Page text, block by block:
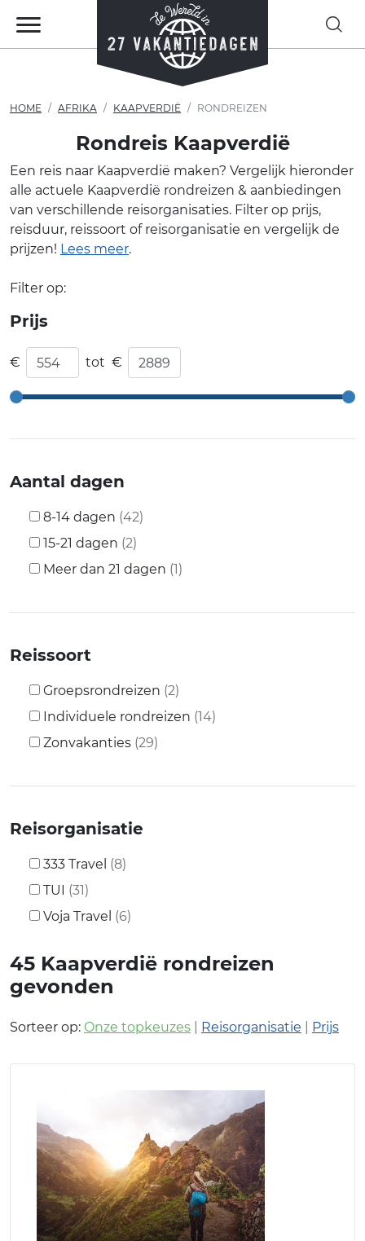
HOME AFRIKA KAAPVERDIË RONDREIZEN
Rondreis Kaapverdië
Een reis naar Kaapverdië maken? Vergelijk hieronder
alle actuele Kaapverdië rondreizen & aanbiedingen
van verschillende reisorganisaties. Filter op prijs,
reisduur, reissoort of reisorganisatie en vergelijk de
prijzen! Lees meer.
Filter op:
Prijs
€ tot €
Aantal dagen
8-14 dagen (42)
15-21 dagen (2)
Meer dan 21 dagen (1)
Reissoort
Groepsrondreizen (2)
Individuele rondreizen (14)
Zonvakanties (29)
Reisorganisatie
333 Travel (8)
TUI (31)
Voja Travel (6)
45 Kaapverdië rondreizen
gevonden
Sorteer op: Onze topkeuzes Reisorganisatie Prijs